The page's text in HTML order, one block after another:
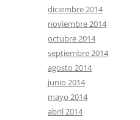
diciembre 2014
noviembre 2014
octubre 2014
septiembre 2014
agosto 2014
junio 2014
mayo 2014
abril 2014